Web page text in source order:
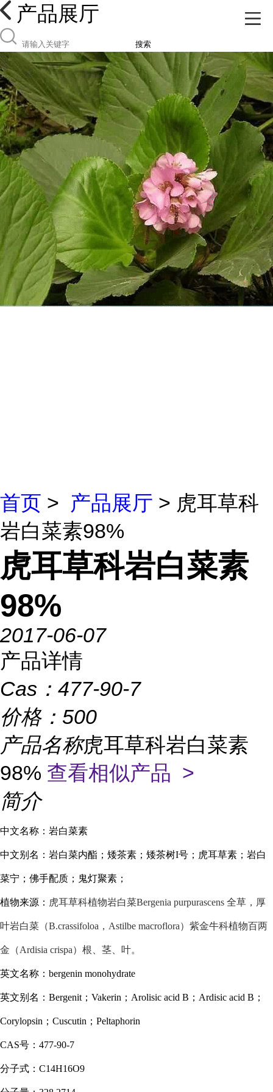
产品展厅
搜索
首页 > 产品展厅 > 虎耳草科
岩白菜素98%
虎耳草科岩白菜素
98%
2017-06-07
产品详情
Cas： 477-90-7
价格： 500
产品名称虎耳草科岩白菜素
98% 查看相似产品 >
简介
中文名称：岩白菜素
中文别名：岩白菜内酯；矮茶素；矮茶树I号；虎耳草素；岩白
菜宁；佛手配质；鬼灯聚素；
植物来源： 虎耳草科植物岩白菜Bergenia purpurascens 全草，厚
叶岩白菜（B.crassifoloa，Astilbe macroflora）紫金牛科植物百两
金（Ardisia crispa）根、茎、叶。
英文名称： bergenin monohydrate
英文别名： Bergenit；Vakerin；Arolisic acid B；Ardisic acid B；
Corylopsin；Cuscutin；Peltaphorin
CAS号：477-90-7
分子式： C14H16O9